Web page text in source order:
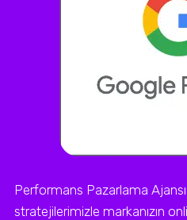
Performans Pazarlama
stratejilerimizle markanızın